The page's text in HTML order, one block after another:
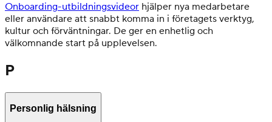
Onboarding-utbildningsvideor hjälper nya medarbetare
eller användare att snabbt komma in i företagets verktyg,
kultur och förväntningar. De ger en enhetlig och
välkomnande start på upplevelsen.
P
Personlig hälsning